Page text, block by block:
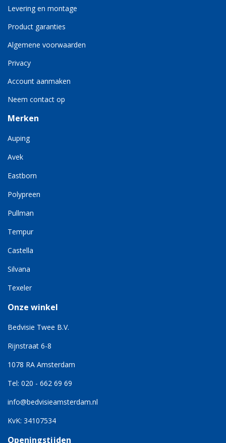
Levering en montage
Product garanties
Algemene voorwaarden
Privacy
Account aanmaken
Neem contact op
Merken
Auping
Avek
Eastborn
Polypreen
Pullman
Tempur
Castella
Silvana
Texeler
Onze winkel
Bedvisie Twee B.V.
Rijnstraat 6-8
1078 RA Amsterdam
Tel: 020 - 662 69 69
info@bedvisieamsterdam.nl
KvK: 34107534
Openingstijden